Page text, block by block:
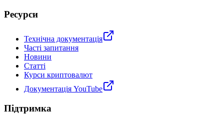
Ресурси
Технічна документація
Часті запитання
Новини
Статті
Курси криптовалют
Документація YouTube
Підтримка